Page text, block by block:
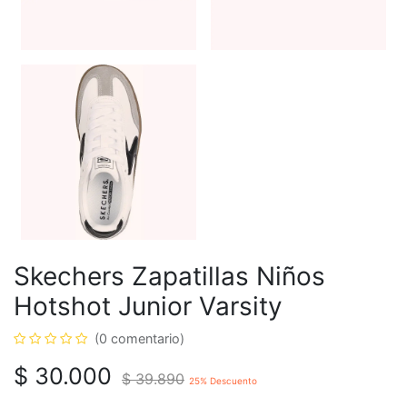
Skechers Zapatillas Niños
Hotshot Junior Varsity
(0 comentario)
$ 30.000 $39.890 25% Descuento